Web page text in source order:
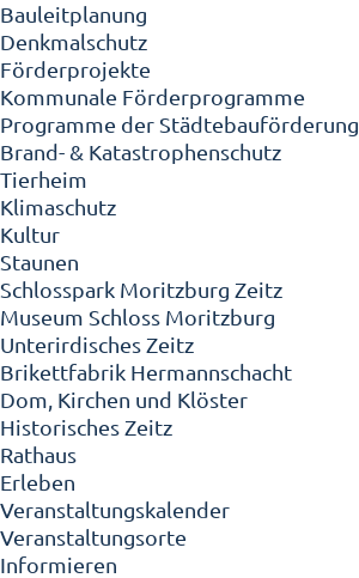
Bauleitplanung
Denkmalschutz
Förderprojekte
Kommunale Förderprogramme
Programme der Städtebauförderung
Brand- & Katastrophenschutz
Tierheim
Klimaschutz
Kultur
Staunen
Schlosspark Moritzburg Zeitz
Museum Schloss Moritzburg
Unterirdisches Zeitz
Brikettfabrik Hermannschacht
Dom, Kirchen und Klöster
Historisches Zeitz
Rathaus
Erleben
Veranstaltungskalender
Veranstaltungsorte
Informieren